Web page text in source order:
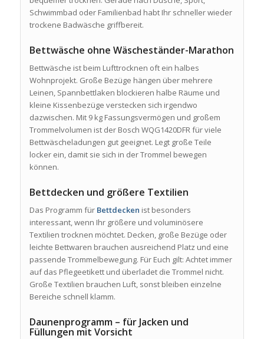
Schwimmbad oder Familienbad habt Ihr schneller wieder
trockene Badwäsche griffbereit.
Bettwäsche ohne Wäscheständer-Marathon
Bettwäsche ist beim Lufttrocknen oft ein halbes
Wohnprojekt. Große Bezüge hängen über mehrere
Leinen, Spannbettlaken blockieren halbe Räume und
kleine Kissenbezüge verstecken sich irgendwo
dazwischen. Mit 9 kg Fassungsvermögen und großem
Trommelvolumen ist der Bosch WQG1420DFR für viele
Bettwäscheladungen gut geeignet. Legt große Teile
locker ein, damit sie sich in der Trommel bewegen
können.
Bettdecken und größere Textilien
Das Programm für Bettdecken ist besonders
interessant, wenn Ihr größere und voluminösere
Textilien trocknen möchtet. Decken, große Bezüge oder
leichte Bettwaren brauchen ausreichend Platz und eine
passende Trommelbewegung. Für Euch gilt: Achtet immer
auf das Pflegeetikett und überladet die Trommel nicht.
Große Textilien brauchen Luft, sonst bleiben einzelne
Bereiche schnell klamm.
Daunenprogramm – für Jacken und
Füllungen mit Vorsicht